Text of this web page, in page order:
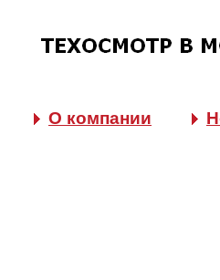
О компании